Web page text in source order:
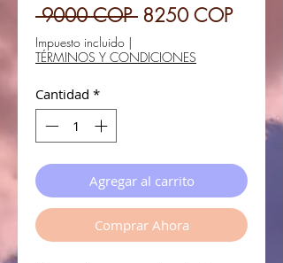
9000 COP Precio
8250 COPPrecio
Impuesto incluido |
TÉRMINOS Y CONDICIONES
Cantidad *
Agregar al carrito
Comprar Ahora